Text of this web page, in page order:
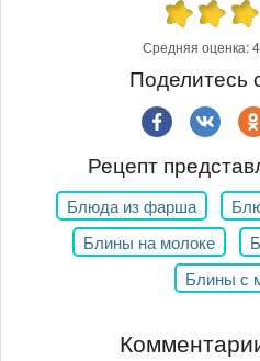
Средняя оценка:
Поделитесь
Рецепт
Блюда из фарша
Блины на молоке
Блины с